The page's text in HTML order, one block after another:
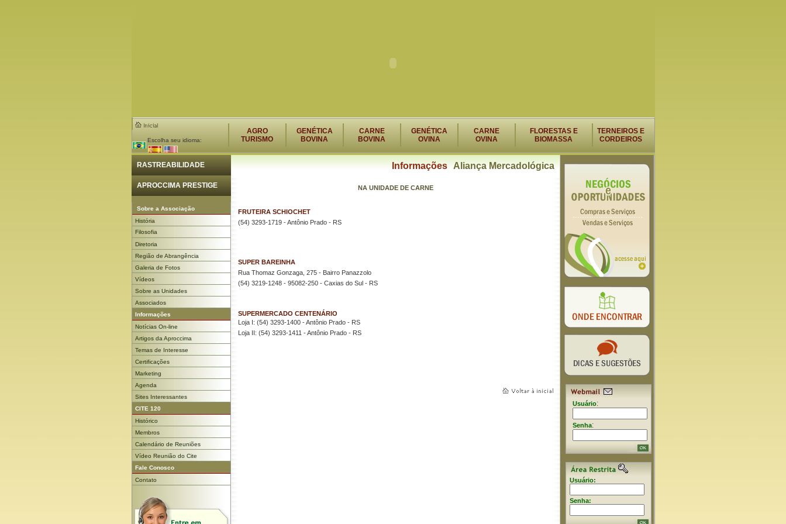
Escolha seu idioma:
AGRO
TURISMO
GENÉTICA
BOVINA
CARNE
BOVINA
GENÉTICA
OVINA
CARNE
OVINA
FLORESTAS E
BIOMASSA
TERNEIROS E
CORDEIROS
RASTREABILIDADE
APROCCIMA PRESTIGE
Sobre a Associação
História
Filosofia
Diretoria
Região de Abrangência
Galeria de Fotos
Vídeos
Sobre as Unidades
Associados
Informações
Notícias On-line
Artigos da Aproccima
Temas de Interesse
Certificações
Marketing
Agenda
Sites Interessantes
CITE 120
Histórico
Membros
Calendário de Reuniões
Vídeo Reunião do Cite
Fale Conosco
Contato
Aliança Mercadológica
Informações
NA UNIDADE DE CARNE
FRUTEIRA SCHIOCHET
(54) 3293-1719 - Antônio Prado - RS
SUPER BAREINHA
Rua Thomaz Gonzaga, 275 - Bairro Panazzolo
(54) 3219-1248 - 95082-250 - Caxias do Sul - RS
SUPERMERCADO CENTENÁRIO
Loja I: (54) 3293-1400 - Antônio Prado - RS
Loja II: (54) 3293-1411 - Antônio Prado - RS
Usuário:
Senha:
Usuário:
Senha: